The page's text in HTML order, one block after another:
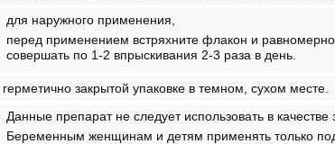
для наружного применения,
перед применением встряхните флакон и
совершать по 1-2 впрыскивания 2-3 раза в день.
герметично закрытой упаковке в темном, сухом месте.
Данные препарат не следует использовать в
Беременным женщинам и детям применять только